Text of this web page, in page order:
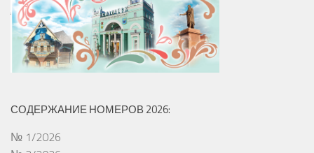
СОДЕРЖАНИЕ НОМЕРОВ 2026:
№ 1/2026